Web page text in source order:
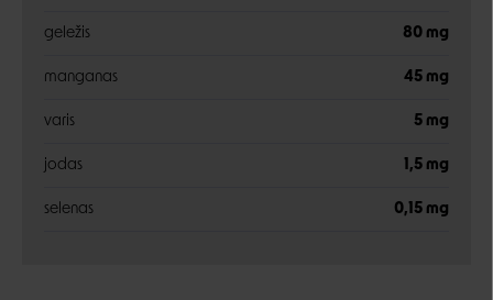
geležis 80 mg
manganas 45 mg
varis 5 mg
jodas 1,5 mg
selenas 0,15 mg